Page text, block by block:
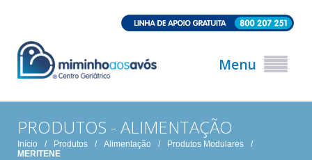
Menu
PRODUTOS - ALIMENTAÇÃO
Início / Produtos / Alimentação / Produtos Modulares
/
MERITENE